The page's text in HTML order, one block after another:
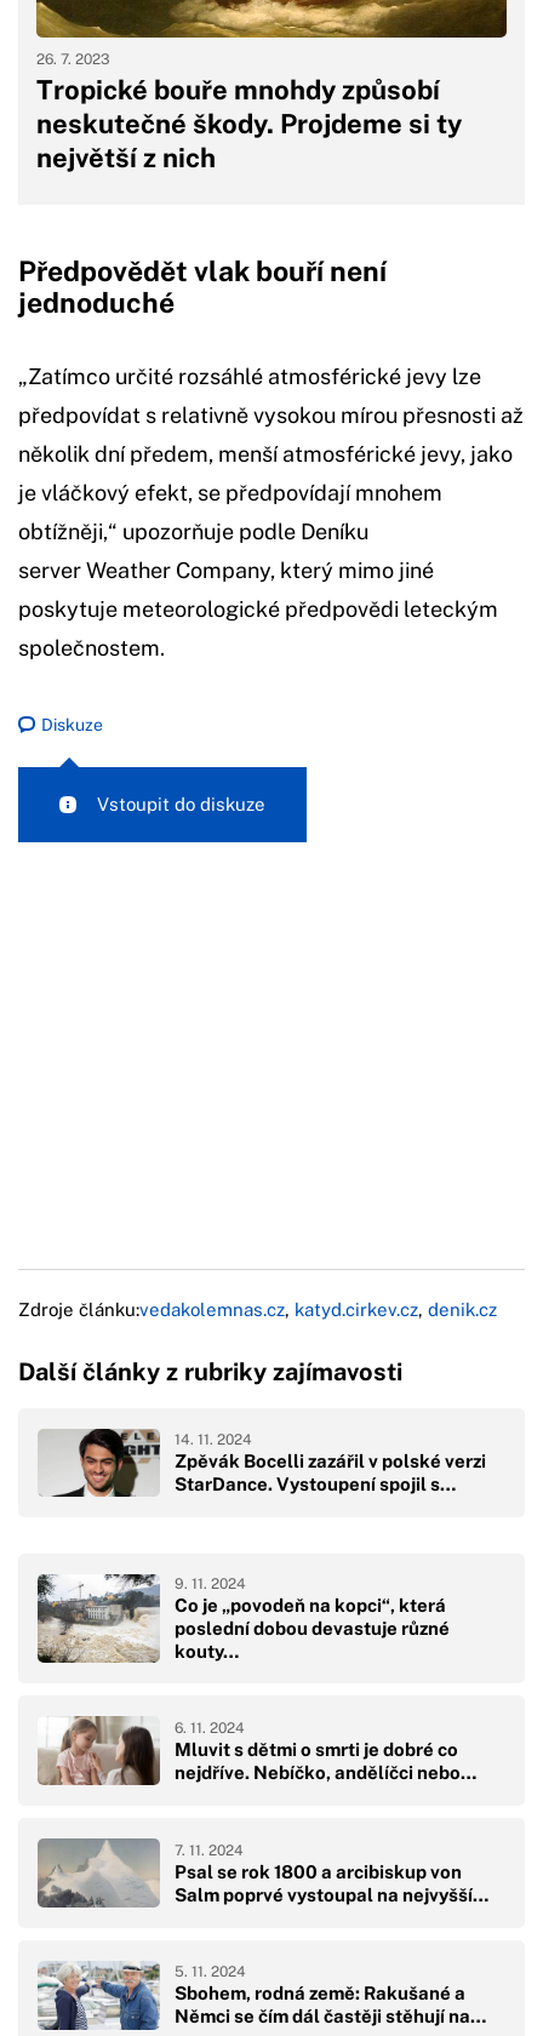
Tropické bouře mnohdy způsobí
neskutečné škody. Projdeme si ty
největší z nich
26. 7. 2023
Předpovědět vlak bouří není
jednoduché
„Zatímco určité rozsáhlé atmosférické jevy lze
předpovídat s relativně vysokou mírou přesnosti až
několik dní předem, menší atmosférické jevy, jako
je vláčkový efekt, se předpovídají mnohem
obtížněji,“ upozorňuje podle Deníku
server Weather Company, který mimo jiné
poskytuje meteorologické předpovědi leteckým
společnostem.
Diskuze
Vstoupit do diskuze
Zdroje článku:vedakolemnas.cz, katyd.cirkev.cz, denik.cz
Další články z rubriky zajímavosti
Zpěvák Bocelli zazářil v polské verzi
StarDance. Vystoupení spojil s…
14. 11. 2024
Co je „povodeň na kopci“, která
poslední dobou devastuje různé
kouty…
9. 11. 2024
Mluvit s dětmi o smrti je dobré co
nejdříve. Nebíčko, andělíčci nebo…
6. 11. 2024
Psal se rok 1800 a arcibiskup von
Salm poprvé vystoupal na nejvyšší…
7. 11. 2024
Sbohem, rodná země: Rakušané a
Němci se čím dál častěji stěhují na…
5. 11. 2024